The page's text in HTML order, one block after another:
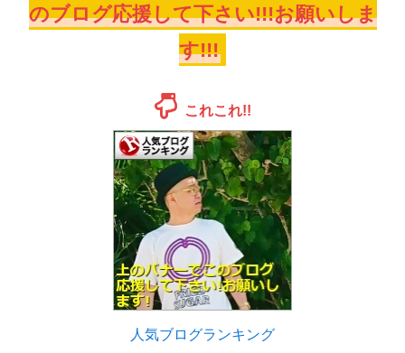
のブログ応援して下さい!!!お願いしま
す!!!
これこれ!!
人気ブログランキング